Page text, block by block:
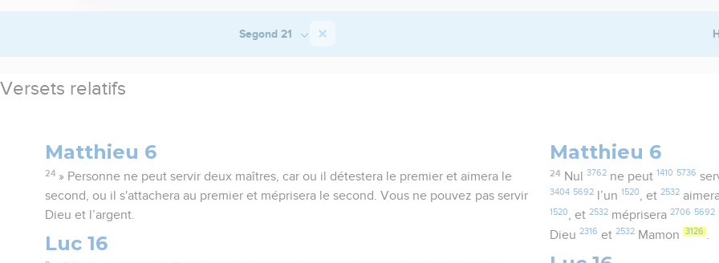
Segond 21
Versets relatifs
Matthieu 6
24 » Personne ne peut servir deux maîtres, car ou il détestera le premier et aimera le
second, ou il s'attachera au premier et méprisera le second. Vous ne pouvez pas servir
Dieu et l’argent.
Luc 16
Matthieu 6
24 Nul 3762ne peut 1410 5736
3404 5692 l’un 1520, et2532
1520, et2532 méprisera2706 5692
Dieu2316 et2532 Mamon 3126